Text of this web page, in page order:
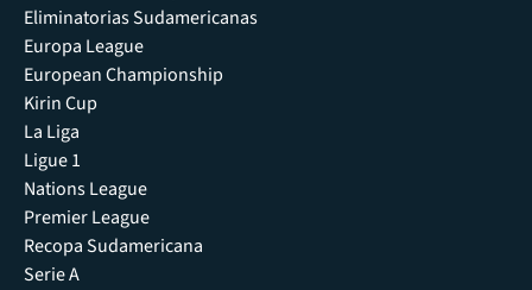
Eliminatorias Sudamericanas
Europa League
European Championship
Kirin Cup
La Liga
Ligue 1
Nations League
Premier League
Recopa Sudamericana
Serie A